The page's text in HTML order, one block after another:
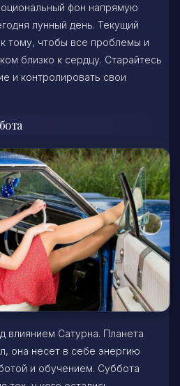
фон напрямую
лунный день. Текущий
тому, чтобы все проблемы и
близко к сердцу. Старайтесь
и контролировать свои
влиянием Сатурна. Планета
она несет в себе энергию
и обучением. Суббота